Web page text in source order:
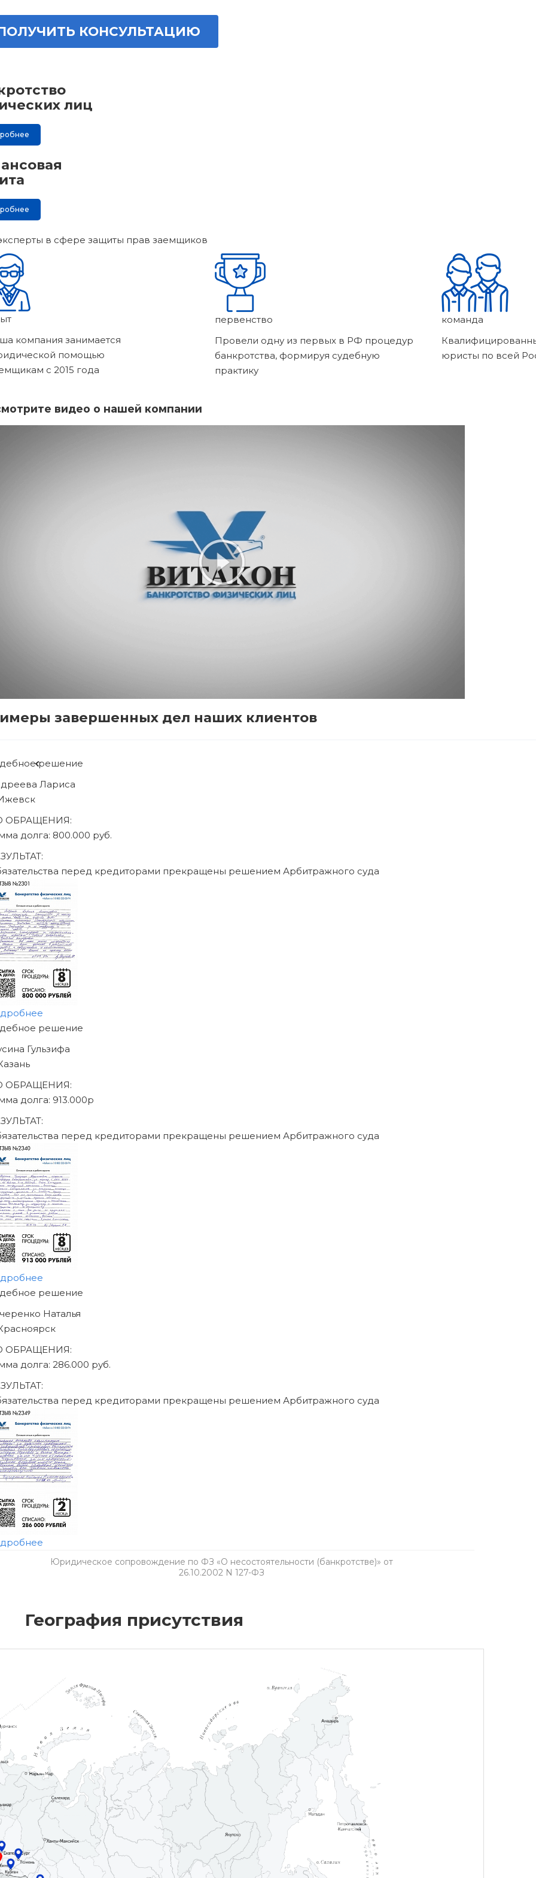
КОНСУЛЬТАЦИЮ
лиц
в сфере защиты прав заемщиков
компания занимается
помощью
с 2015 года
первенство
Провели одну из первых в РФ процедур
банкротства, формируя судебную
практику
команда
юристы по всей
видео о нашей компании
завершенных дел наших клиентов
решение
Людмила
Ижевск
ОБРАЩЕНИЯ:
долга: 470.000 руб.
перед кредиторами прекращены решением Арбитражного суда
ИЗБАВЛЯТЬСЯ
ДОЛГОВ
СЕГОДНЯ!
на консультацию
Юридическое сопровождение по ФЗ «О несостоятельности (банкротстве)» от
26.10.2002 N 127-ФЗ
География присутствия